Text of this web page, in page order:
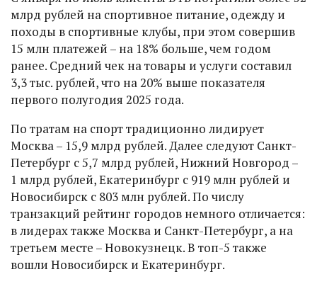
млрд рублей на спортивное питание, одежду и
походы в спортивные клубы, при этом совершив
15 млн платежей – на 18% больше, чем годом
ранее. Средний чек на товары и услуги составил
3,3 тыс. рублей, что на 20% выше показателя
первого полугодия 2025 года.
По тратам на спорт традиционно лидирует
Москва – 15,9 млрд рублей. Далее следуют Санкт-
Петербург с 5,7 млрд рублей, Нижний Новгород –
1 млрд рублей, Екатеринбург с 919 млн рублей и
Новосибирск с 803 млн рублей. По числу
транзакций рейтинг городов немного отличается:
в лидерах также Москва и Санкт-Петербург, а на
третьем месте – Новокузнецк. В топ-5 также
вошли Новосибирск и Екатеринбург.